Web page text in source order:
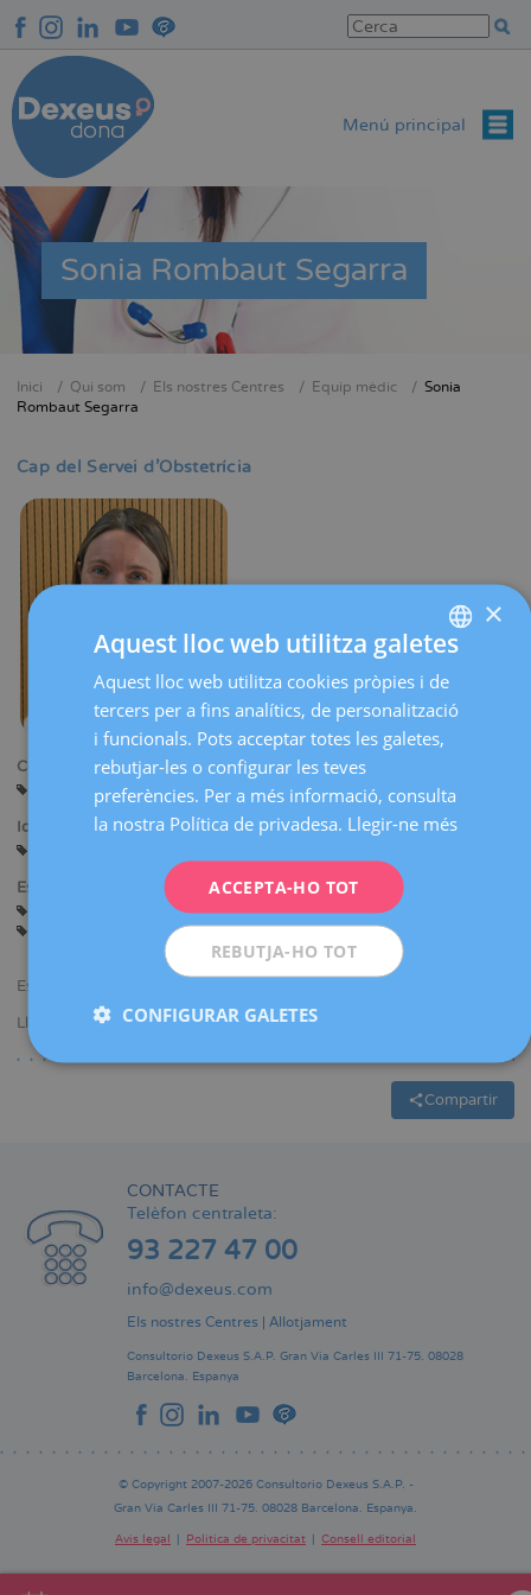
contingut
Menú principal
Sonia Rombaut Segarra
Fil
Inici Qui som Els nostres Centres Equip mèdic
Sonia
Rombaut Segarra
Cap del Servei d'Obstetrícia
Centres:
Barcelona
Idiomes:
Especialitats:
Ginecologia General
Ecografia Obstètrica i Diagnòstic Prenatal
Especialista en Ginecologia i Obstetrícia.
Llicenciada en Medicina i Cirurgia.
Compartir
CONTACTE
Telèfon centraleta:
93 227 47 00
info@dexeus.com
Els nostres Centres | Allotjament
Consultorio Dexeus S.A.P. Gran Via Carles III 71-75. 08028
Barcelona. Espanya
© Copyright 2007-2026 Consultorio Dexeus S.A.P. -
Gran Via Carles III 71-75. 08028 Barcelona. Espanya.
de
Avís legal Política de privacitat Consell editorial
SPANISH
CATALÀ
FRENCH
×
Aquest lloc web utilitza galetes
Aquest lloc web utilitza cookies pròpies i de
tercers per a fins analítics, de personalització
i funcionals. Pots acceptar totes les galetes,
rebutjar-les o configurar les teves
preferències. Per a més informació, consulta
la nostra Política de privadesa. Llegir-ne més
ACCEPTA-HO TOT
REBUTJA-HO TOT
CONFIGURAR GALETES